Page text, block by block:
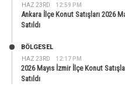
HAZ 23RD 12:59 PM
Ankara İlçe Konut Satışları 2026
Satıldı
HAZ 23RD 12:17 PM
BÖLGESEL
2026 Mayıs İzmir İlçe Konut
Satıldı